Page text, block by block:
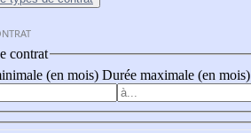
contrat
(en mois) Durée maximale (en mois)